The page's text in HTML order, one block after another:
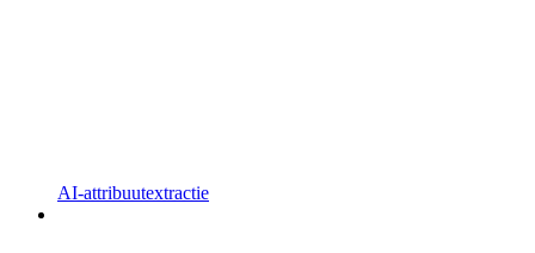
AI-attribuutextractie